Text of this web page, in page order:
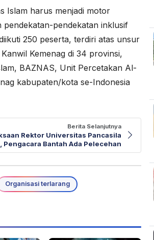
Islam harus menjadi motor
pendekatan inklusif
250 peserta, terdiri atas unsur
Kemenag di 34 provinsi,
BAZNAS, Unit Percetakan Al-
kabupaten/kota se-Indonesia
Berita Selanjutnya
Rektor Universitas Pancasila
Pengacara Bantah Ada Pelecehan
Organisasi terlarang